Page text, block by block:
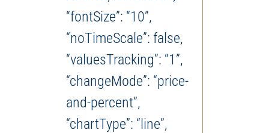
“fontSize”: “10”,
“noTimeScale”: false,
“valuesTracking”: “1”,
“changeMode”: “price-
and-percent”,
“chartType”: “line”,